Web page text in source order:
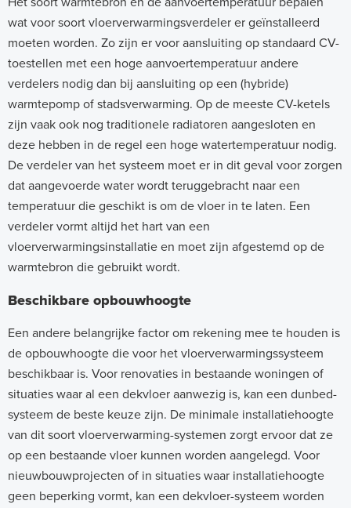
wat voor soort vloerverwarmingsverdeler er geïnstalleerd
moeten worden. Zo zijn er voor aansluiting op standaard CV-
toestellen met een hoge aanvoertemperatuur andere
verdelers nodig dan bij aansluiting op een (hybride)
warmtepomp of stadsverwarming. Op de meeste CV-ketels
zijn vaak ook nog traditionele radiatoren aangesloten en
deze hebben in de regel een hoge watertemperatuur nodig.
De verdeler van het systeem moet er in dit geval voor zorgen
dat aangevoerde water wordt teruggebracht naar een
temperatuur die geschikt is om de vloer in te laten. Een
verdeler vormt altijd het hart van een
vloerverwarmingsinstallatie en moet zijn afgestemd op de
warmtebron die gebruikt wordt.
Beschikbare opbouwhoogte
Een andere belangrijke factor om rekening mee te houden is
de opbouwhoogte die voor het vloerverwarmingssysteem
beschikbaar is. Voor renovaties in bestaande woningen of
situaties waar al een dekvloer aanwezig is, kan een dunbed-
systeem de beste keuze zijn. De minimale installatiehoogte
van dit soort vloerverwarming-systemen zorgt ervoor dat ze
op een bestaande vloer kunnen worden aangelegd. Voor
nieuwbouwprojecten of in situaties waar installatiehoogte
geen beperking vormt, kan een dekvloer-systeem worden